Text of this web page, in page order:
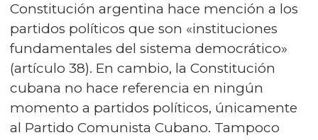
Constitución argentina hace mención a los
partidos políticos que son «instituciones
fundamentales del sistema democrático»
(artículo 38). En cambio, la Constitución
cubana no hace referencia en ningún
momento a partidos políticos, únicamente
al Partido Comunista Cubano. Tampoco